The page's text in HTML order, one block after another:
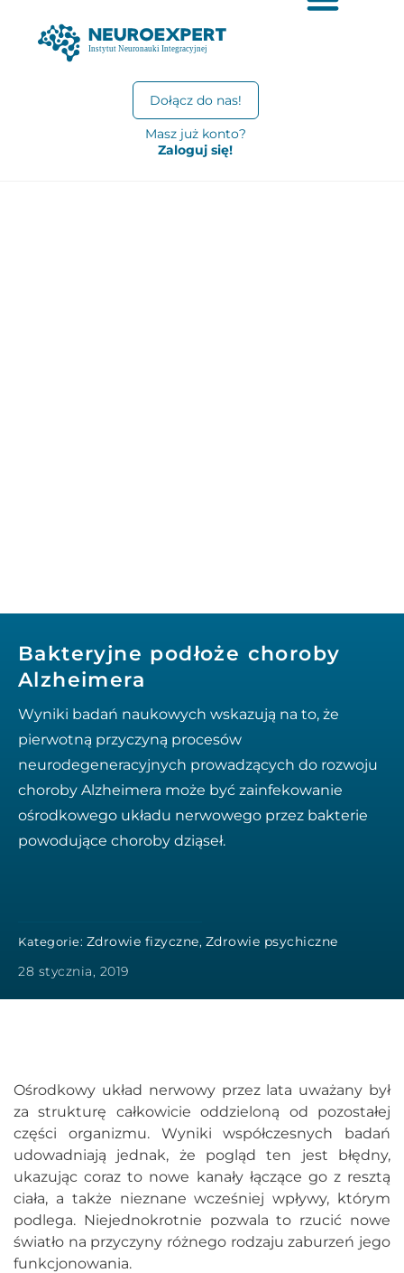
Dołącz do nas!
Masz już konto?
Zaloguj się!
Bakteryjne podłoże choroby
Alzheimera
Wyniki badań naukowych wskazują na to, że
pierwotną przyczyną procesów
neurodegeneracyjnych prowadzących do rozwoju
choroby Alzheimera może być zainfekowanie
ośrodkowego układu nerwowego przez bakterie
powodujące choroby dziąseł.
Kategorie: Zdrowie fizyczne, Zdrowie psychiczne
28 stycznia, 2019
Ośrodkowy układ nerwowy przez lata uważany był
za strukturę całkowicie oddzieloną od pozostałej
części organizmu. Wyniki współczesnych badań
udowadniają jednak, że pogląd ten jest błędny,
ukazując coraz to nowe kanały łączące go z resztą
ciała, a także nieznane wcześniej wpływy, którym
podlega. Niejednokrotnie pozwala to rzucić nowe
światło na przyczyny różnego rodzaju zaburzeń jego
funkcjonowania.